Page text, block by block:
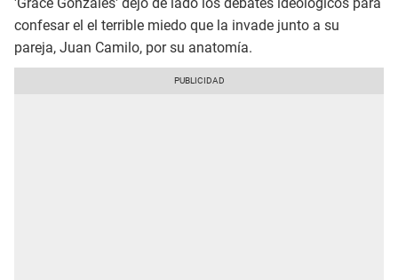
'Grace Gonzales' dejó de lado los debates ideológicos para
confesar el el terrible miedo que la invade junto a su
pareja, Juan Camilo, por su anatomía.